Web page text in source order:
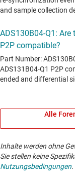
Alle
Inhalte werden ohne
Sie stellen keine
Nutzungsbedingungen.